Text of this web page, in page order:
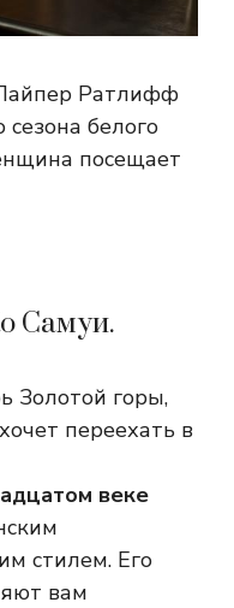
Ратлифф
белого
посещает
Самуи.
Золотой горы,
переехать в
веке
стилем. Его
вам